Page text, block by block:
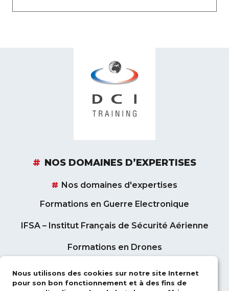
NOS DOMAINES D’EXPERTISES
Nos domaines d'expertises
Formations en Guerre Electronique
IFSA – Institut Français de Sécurité Aérienne
Formations en Drones
Formations en Contrôle Aérien
Nous utilisons des cookies sur notre site Internet
pour son bon fonctionnement et à des fins de